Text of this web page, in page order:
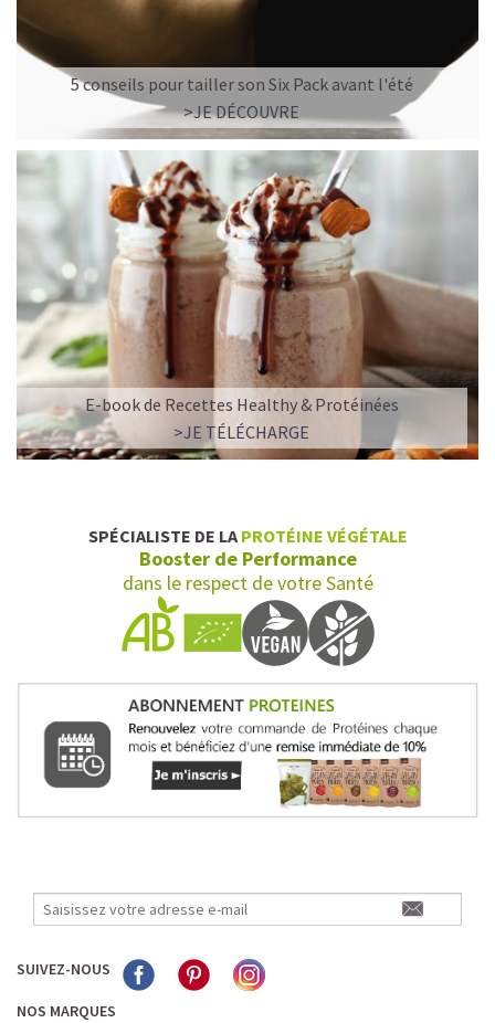
5 conseils pour tailler son Six Pack avant l'été
>JE DÉCOUVRE
E-book de Recettes Healthy & Protéinées
>JE TÉLÉCHARGE
SPÉCIALISTE DE LA PROTÉINE VÉGÉTALE
Booster de Performance
dans le respect de votre Santé
SUIVEZ-NOUS
NOS MARQUES